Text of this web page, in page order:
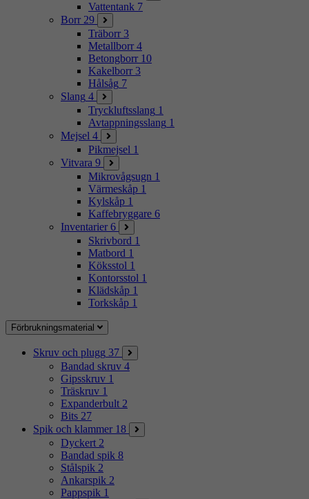
Vattentank 7
Borr 29
Träborr 3
Metallborr 4
Betongborr 10
Kakelborr 3
Hålsåg 7
Slang 4
Tryckluftsslang 1
Avtappningsslang 1
Mejsel 4
Pikmejsel 1
Vitvara 9
Mikrovågsugn 1
Värmeskåp 1
Kylskåp 1
Kaffebryggare 6
Inventarier 6
Skrivbord 1
Matbord 1
Köksstol 1
Kontorsstol 1
Klädskåp 1
Torkskåp 1
Förbrukningsmaterial
Skruv och plugg 37
Bandad skruv 4
Gipsskruv 1
Träskruv 1
Expanderbult 2
Bits 27
Spik och klammer 18
Dyckert 2
Bandad spik 8
Stålspik 2
Ankarspik 2
Pappspik 1